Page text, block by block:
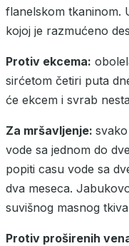
flanelskom tkaninom.
kojoj je razmućeno
Protiv ekcema:
sirćetom četiri puta
će ekcem i svrab
Za mršavljenje:
vode sa jednom do
popiti casu vode sa
dva meseca.
suvišnog masnog
Protiv proširenih